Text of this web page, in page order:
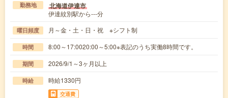
勤務地 北海道伊達市
伊達紋別駅から---分
曜日頻度 月～金・土・日・祝 ※シフト制
時間 8:00～17:0020:00～5:00※表記のうち実働8時間です。
期間 2026/9/1～3ヶ月以上
時給 時給1330円
交通費